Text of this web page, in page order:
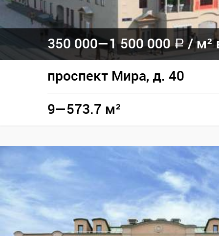
350 000—1 500 000a /м²
проспект Мира, д. 40
9—573.7 м²